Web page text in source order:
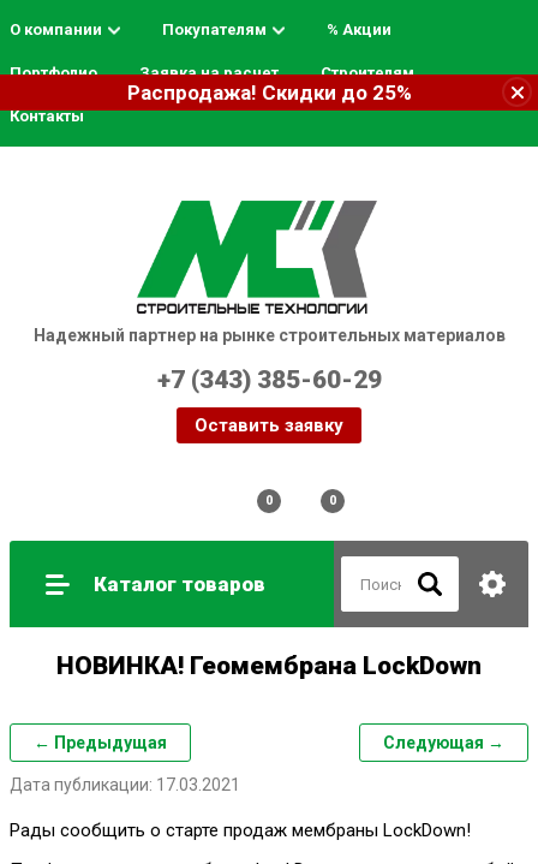
Распродажа! Скидки до 25%
О компании Покупателям % Акции
Портфолио Заявка на расчет Строителям
Контакты
Надежный партнер на рынке строительных материалов
+7 (343) 385-60-29
Оставить заявку
0 0
Каталог товаров
НОВИНКА! Геомембрана LockDown
← Предыдущая Следующая →
Дата публикации: 17.03.2021
Рады сообщить о старте продаж мембраны LockDown!